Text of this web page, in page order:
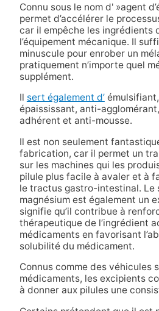
Connu sous le nom d' »agent
permet d’accélérer le
car il empêche les ingrédients
l’équipement mécanique. Il
minuscule pour enrober un
pratiquement n’importe quel
supplément.
Il sert également d’émulsifiant,
épaississant, anti-
adhérent et anti-mousse.
Il est non seulement
fabrication, car il permet un
sur les machines qui les
pilule plus facile à avaler et à
le tractus gastro-intestinal. Le
magnésium est également un
signifie qu’il contribue à
thérapeutique de l’ingrédient
médicaments en favorisant
solubilité du médicament.
Connus comme des véhicules
médicaments, les excipients
à donner aux pilules une